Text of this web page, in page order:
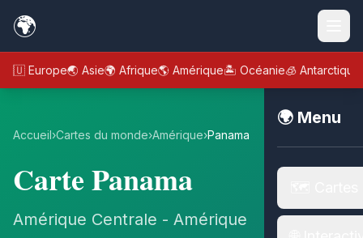
🌍
🇪🇺 Europe🌏 Asie🌍 Afrique🌎 Amérique🏝️ Océanie🧊 Antarctique
🌍 Menu
Accueil›Cartes du monde›Amérique›Panama
Carte Panama
Amérique Centrale - Amérique